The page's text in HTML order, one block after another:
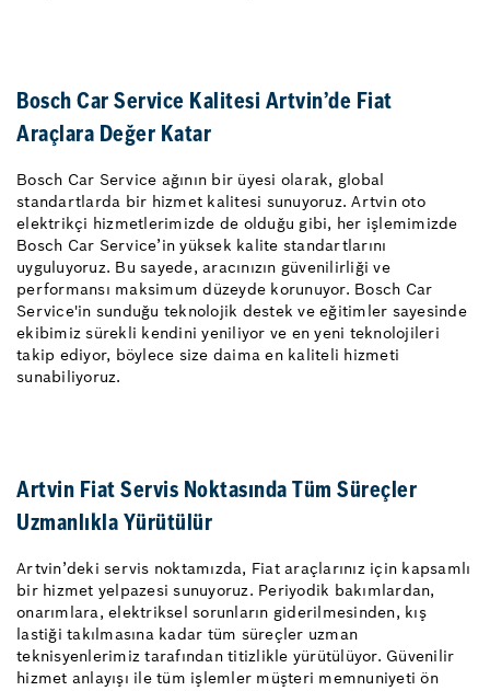
Bosch Car Service Kalitesi Artvin’de Fiat
Araçlara Değer Katar
Bosch Car Service ağının bir üyesi olarak, global
standartlarda bir hizmet kalitesi sunuyoruz. Artvin oto
elektrikçi hizmetlerimizde de olduğu gibi, her işlemimizde
Bosch Car Service’in yüksek kalite standartlarını
uyguluyoruz. Bu sayede, aracınızın güvenilirliği ve
performansı maksimum düzeyde korunuyor. Bosch Car
Service'in sunduğu teknolojik destek ve eğitimler sayesinde
ekibimiz sürekli kendini yeniliyor ve en yeni teknolojileri
takip ediyor, böylece size daima en kaliteli hizmeti
sunabiliyoruz.
Artvin Fiat Servis Noktasında Tüm Süreçler
Uzmanlıkla Yürütülür
Artvin’deki servis noktamızda, Fiat araçlarınız için kapsamlı
bir hizmet yelpazesi sunuyoruz. Periyodik bakımlardan,
onarımlara, elektriksel sorunların giderilmesinden, kış
lastiği takılmasına kadar tüm süreçler uzman
teknisyenlerimiz tarafından titizlikle yürütülüyor. Güvenilir
hizmet anlayışı ile tüm işlemler müşteri memnuniyeti ön